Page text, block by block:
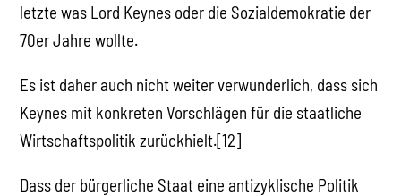
letzte was Lord Keynes oder die Sozialdemokratie der
70er Jahre wollte.
Es ist daher auch nicht weiter verwunderlich, dass sich
Keynes mit konkreten Vorschlägen für die staatliche
Wirtschaftspolitik zurückhielt.[12]
Dass der bürgerliche Staat eine antizyklische Politik